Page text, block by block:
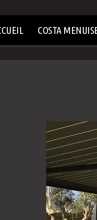
COSTA